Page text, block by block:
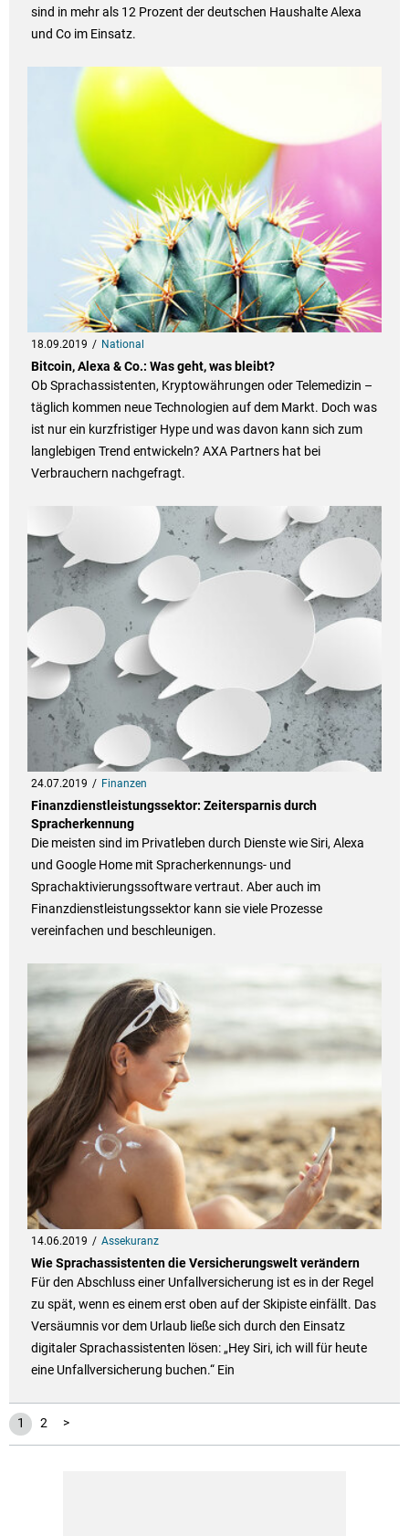
sind in mehr als 12 Prozent der deutschen Haushalte Alexa
und Co im Einsatz.
18.09.2019 National
Bitcoin, Alexa & Co.: Was geht, was bleibt?
Ob Sprachassistenten, Kryptowährungen oder Telemedizin –
täglich kommen neue Technologien auf dem Markt. Doch was
ist nur ein kurzfristiger Hype und was davon kann sich zum
langlebigen Trend entwickeln? AXA Partners hat bei
Verbrauchern nachgefragt.
24.07.2019 Finanzen
Finanzdienstleistungssektor: Zeitersparnis durch
Spracherkennung
Die meisten sind im Privatleben durch Dienste wie Siri, Alexa
und Google Home mit Spracherkennungs- und
Sprachaktivierungssoftware vertraut. Aber auch im
Finanzdienstleistungssektor kann sie viele Prozesse
vereinfachen und beschleunigen.
14.06.2019 Assekuranz
Wie Sprachassistenten die Versicherungswelt verändern
Für den Abschluss einer Unfallversicherung ist es in der Regel
zu spät, wenn es einem erst oben auf der Skipiste einfällt. Das
Versäumnis vor dem Urlaub ließe sich durch den Einsatz
digitaler Sprachassistenten lösen: „Hey Siri, ich will für heute
eine Unfallversicherung buchen.“ Ein
1 2 >